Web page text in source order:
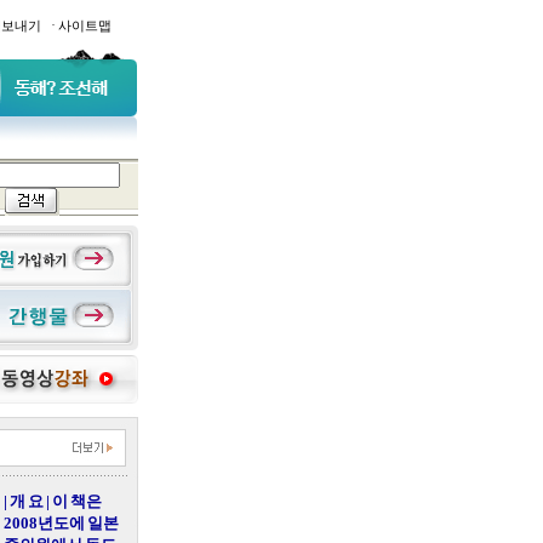
내기 · 사이트맵
| 개 요 | 이 책은
2008년도에 일본